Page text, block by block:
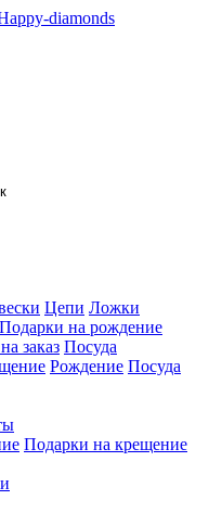
Цепи Ложки
Подарки на рождение
заказ Посуда
Рождение Посуда
Подарки на крещение